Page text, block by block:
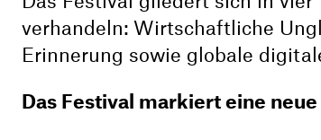
verhandeln: Wirtschaftliche
Erinnerung sowie globale
Das Festival markiert eine